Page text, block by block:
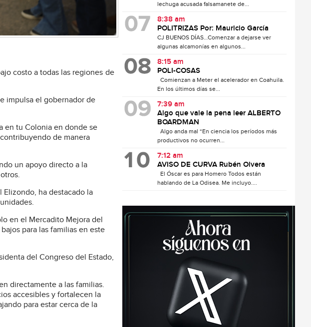
costo a todas las regiones de
impulsa el gobernador de
en tu Colonia en donde se
de manera
un apoyo directo a la
ha destacado la
en el Mercadito Mejora del
para las familias en este
del Congreso del Estado,
directamente a las familias.
accesibles y fortalecen la
para estar cerca de la
lechuga acusada falsamanete de...
8:38 am
POLITRIZAS Por: Mauricio García
CJ BUENOS DÍAS…Comenzar a dejarse ver
algunas alcamonías en algunos...
8:15 am
POLI-COSAS
Comienzan a Meter el acelerador en Coahuila.
En los últimos días se...
7:39 am
Algo que vale la pena leer ALBERTO
BOARDMAN
Algo anda mal “En ciencia los períodos más
productivos no ocurren...
7:12 am
AVISO DE CURVA Rubén Olvera
El Óscar es para Homero Todos están
hablando de La Odisea. Me incluyo....